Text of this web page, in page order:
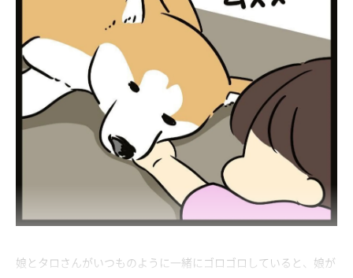
娘とタロさんがいつものように一緒にゴロゴロしていると、娘が